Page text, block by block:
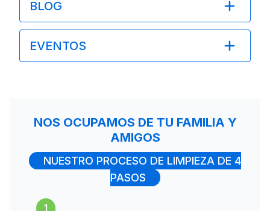
BLOG
EVENTOS
NOS OCUPAMOS DE TU FAMILIA Y
AMIGOS
NUESTRO PROCESO DE LIMPIEZA DE 4
PASOS
1